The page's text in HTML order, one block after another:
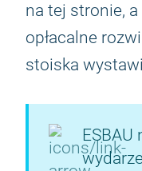
na tej stronie,
opłacalne
stoiska